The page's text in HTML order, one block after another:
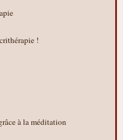
!
à la méditation